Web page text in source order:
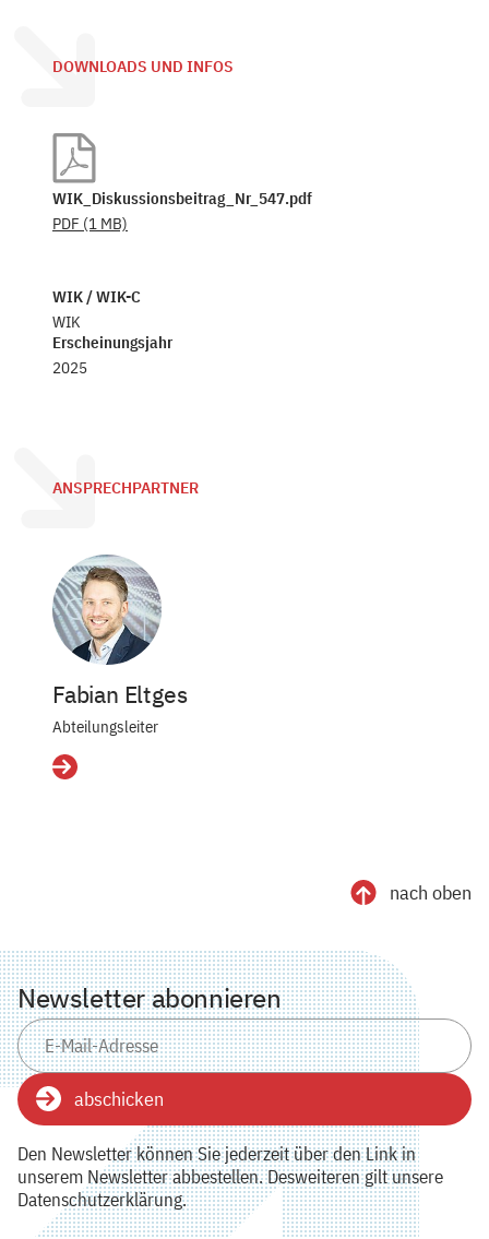
DOWNLOADS UND INFOS
WIK_Diskussionsbeitrag_Nr_547.pdf
PDF (1 MB)
WIK / WIK-C
WIK
Erscheinungsjahr
2025
ANSPRECHPARTNER
Fabian Eltges
Abteilungsleiter
Details
nach oben
Newsletter abonnieren
abschicken
Den Newsletter können Sie jederzeit über den Link in
unserem Newsletter abbestellen. Desweiteren gilt unsere
Datenschutzerklärung.